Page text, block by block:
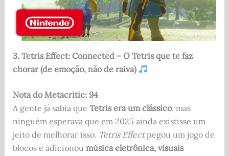
3. Tetris Effect: Connected – O Tetris que te faz
chorar (de emoção, não de raiva)
Nota do Metacritic: 94
A gente já sabia que Tetris era um clássico, mas
ninguém esperava que em 2025 ainda existisse um
jeito de melhorar isso. Tetris Effectpegou um jogo de
blocos e adicionou música eletrônica, visuais